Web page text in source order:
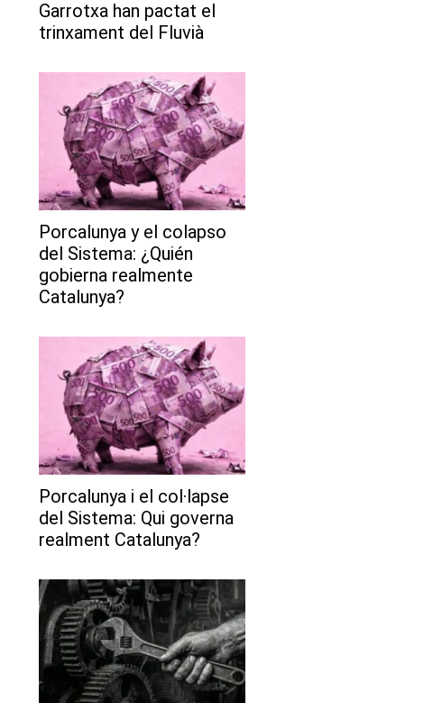
Garrotxa han pactat el
trinxament del Fluvià
Porcalunya y el colapso
del Sistema: ¿Quién
gobierna realmente
Catalunya?
Porcalunya i el col·lapse
del Sistema: Qui governa
realment Catalunya?